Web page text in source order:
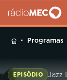
MENUProgramas
EPISÓDIO Jazz